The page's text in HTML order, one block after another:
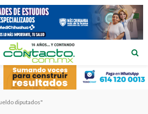
diputados"